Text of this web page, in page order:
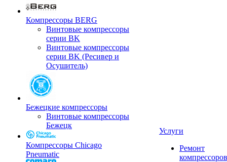
Компрессоры BERG
Винтовые компрессоры
серии BK
Винтовые компрессоры
серии BK (Ресивер и
Осушитель)
Бежецкие компрессоры
Винтовые компрессоры
Бежецк
Компрессоры Chicago
Pneumatic
Услуги
Ремонт
компрессоров